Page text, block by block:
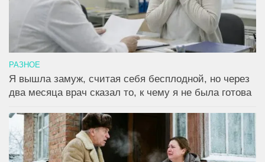
РАЗНОЕ
Я вышла замуж, считая себя бесплодной, но через
два месяца врач сказал то, к чему я не была готова